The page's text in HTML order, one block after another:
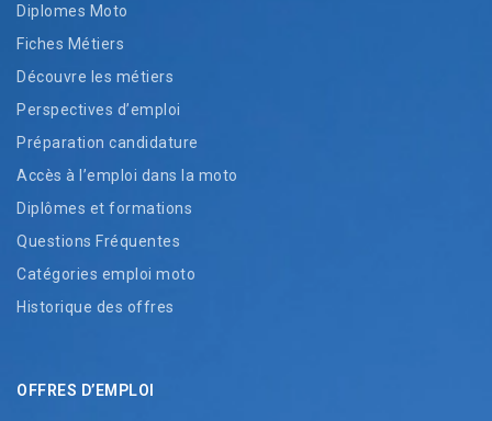
Diplomes Moto
Fiches Métiers
Découvre les métiers
Perspectives d’emploi
Préparation candidature
Accès à l’emploi dans la moto
Diplômes et formations
Questions Fréquentes
Catégories emploi moto
Historique des offres
OFFRES D’EMPLOI